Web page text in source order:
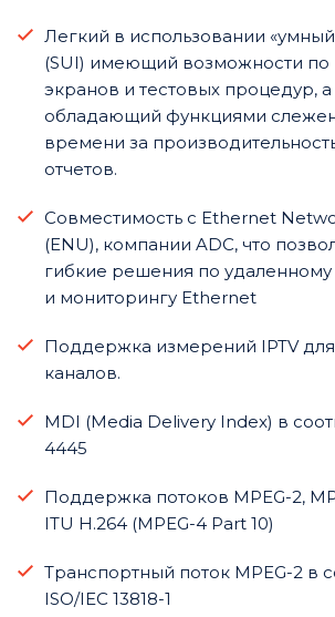
Легкий в использовании
(SUI) имеющий возможности по
экранов и тестовых процедур,
обладающий функциями
времени за
отчетов.
Совместимость с Ethernet
(ENU), компании ADC, что
гибкие решения по
и мониторингу Ethernet
Поддержка измерений IPTV
каналов.
MDI (Media Delivery Index) в
4445
Поддержка потоков MPEG-2,
ITU H.264 (MPEG-4 Part 10)
Транспортный поток MPEG-2 в
ISO/IEC 13818-1